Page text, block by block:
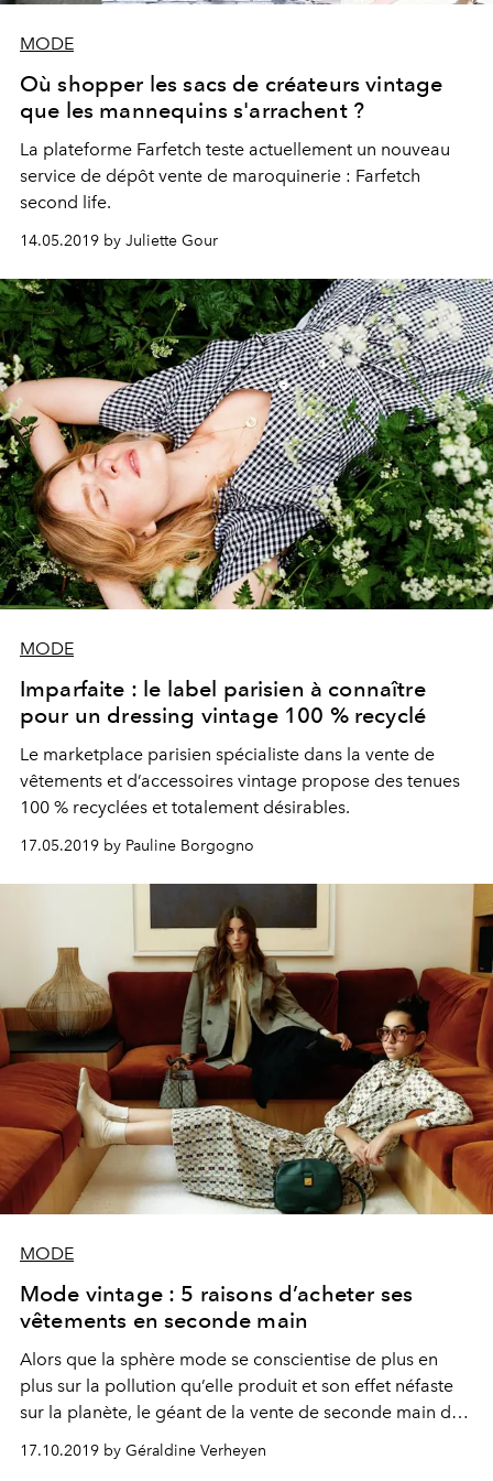
MODE
Où shopper les sacs de créateurs vintage
que les mannequins s'arrachent ?
La plateforme Farfetch teste actuellement un nouveau
service de dépôt vente de maroquinerie : Farfetch
second life.
14.05.2019 by Juliette Gour
MODE
Imparfaite : le label parisien à connaître
pour un dressing vintage 100 % recyclé
Le marketplace parisien spécialiste dans la vente de
vêtements et d’accessoires vintage propose des tenues
100 % recyclées et totalement désirables.
17.05.2019 by Pauline Borgogno
MODE
Mode vintage : 5 raisons d’acheter ses
vêtements en seconde main
Alors que la sphère mode se conscientise de plus en
plus sur la pollution qu’elle produit et son effet néfaste
sur la planète, le géant de la vente de seconde main de
le cabinet BCG publie ce mardi 15 octobre une étude
17.10.2019 by Géraldine Verheyen